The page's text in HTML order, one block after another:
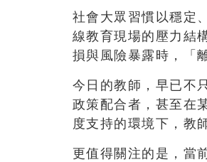
社會大眾習慣以穩定
線教育現場的壓力結
損與風險暴露時，「
今日的教師，早已不
政策配合者，甚至在
度支持的環境下，教
更值得關注的是，當